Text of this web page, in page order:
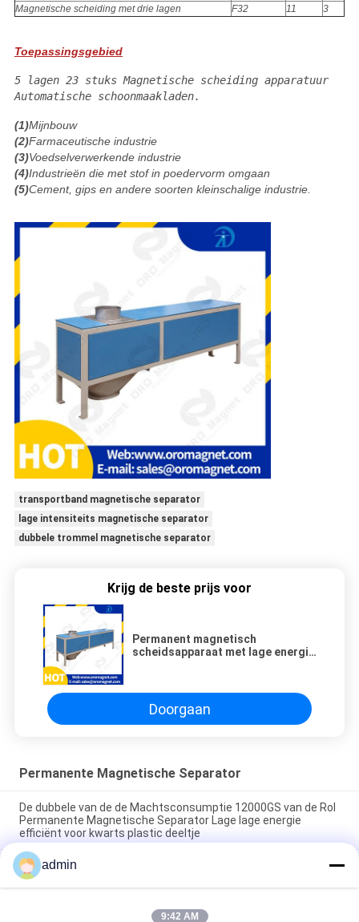
Magnetische scheiding met drie lagen F32 11 3
Toepassingsgebied
5 lagen 23 stuks Magnetische scheiding apparatuur
Automatische schoonmaakladen.
(1)Mijnbouw
(2)Farmaceutische industrie
(3)Voedselverwerkende industrie
(4)Industrieën die met stof in poedervorm omgaan
(5)Cement, gips en andere soorten kleinschalige industrie.
transportband magnetische separator
lage intensiteits magnetische separator
dubbele trommel magnetische separator
Krijg de beste prijs voor
Permanent magnetisch
scheidsapparaat met lage energie
Doorgaan
Permanente Magnetische Separator
De dubbele van de de Machtsconsumptie 12000GS van de Rol
Permanente Magnetische Separator Lage lage energie
efficiënt voor kwarts plastic deeltje
Separator van de de Staafdunne modder van de
Transportband de permanente Magnetische Separator
Magnetische
admin
9:42 AM